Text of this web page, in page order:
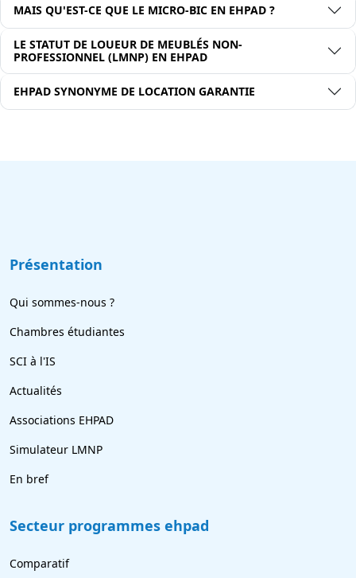
MAIS QU'EST-CE QUE LE MICRO-BIC EN EHPAD ?
LE STATUT DE LOUEUR DE MEUBLÉS NON-
PROFESSIONNEL (LMNP) EN EHPAD
EHPAD SYNONYME DE LOCATION GARANTIE
Présentation
Qui sommes-nous ?
Chambres étudiantes
SCI à l'IS
Actualités
Associations EHPAD
Simulateur LMNP
En bref
Secteur programmes ehpad
Comparatif